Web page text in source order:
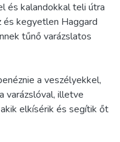
és kalandokkal teli útra
és kegyetlen Haggard
tűnő varázslatos
a veszélyekkel,
varázslóval, illetve
elkísérik és segítik őt